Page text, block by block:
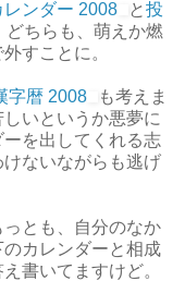
レンダー 2008 と投
どちらも、萌えか燃
すことに。
字暦 2008
も考えま
いというか悪夢に
を出してくれる志
ないながらも逃げ
とも、自分のなか
カレンダーと相成
書いてますけど。